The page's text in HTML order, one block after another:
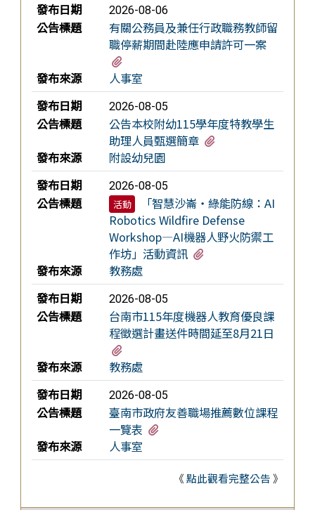
發布日期
2026-08-06
公告標題
有關公務員及兼任行政職務教師留
職停薪期間赴陸應申請許可一案
發布來源
人事室
發布日期
2026-08-05
公告標題
公告本校附幼115學年度特教學生
助理人員甄選簡章
發布來源
附設幼兒園
發布日期
2026-08-05
公告標題 活動
「智慧沙崙・綠能防線：AI
Robotics Wildfire Defense
Workshop—AI機器人野火防禦工
作坊」活動資訊
發布來源
教務處
發布日期
2026-08-05
公告標題
台南市115年度機器人教育優良課
程徵選計畫送件時間延至8月21日
發布來源
教務處
發布日期
2026-08-05
公告標題
臺南市政府友善職場推薦數位課程
一覽表
發布來源
人事室
《點此觀看完整公告》